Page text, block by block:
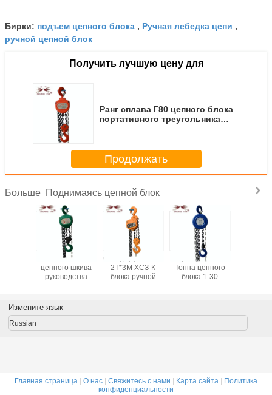
Бирки: подъем цепного блока , Ручная лебедка цепи ,
ручной цепной блок
Получить лучшую цену для
Ранг сплава Г80 цепного блока
портативного треугольника
Продолжать
Больше Поднимаясь цепной блок
тип
ХСЗ- блок
цепного шкива
руководства
эффективного
стоимостью
Складируйте тип
2Т*3М ХСЗ-К
блока ручной
ВАЖНЫЙ
Сертифи ГС КЭ.
Тонна цепного
блока 1-30
поднимаясь
Измените язык
Russian
Главная страница О нас Свяжитесь с нами Карта сайта
Политика
конфиденциальности